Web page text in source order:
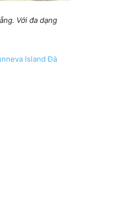
Với đa dạng
Island Đà